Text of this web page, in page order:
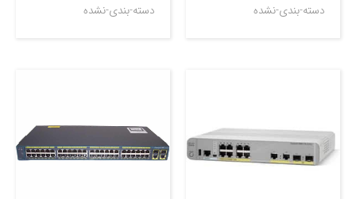
دسته-بندی-نشده دسته-بندی-نشده